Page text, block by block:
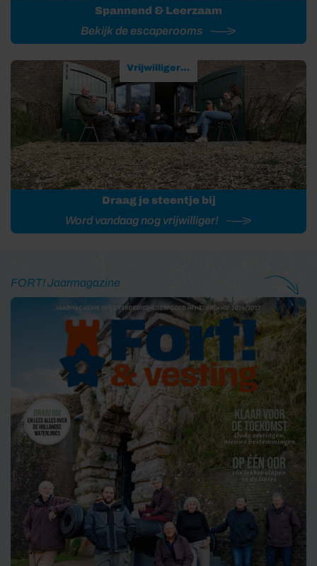
Spannend & Leerzaam
Bekijk de escaperooms
Vrijwilligerswerk
Draag je steentje bij
Word vandaag nog vrijwilliger!
FORT! Jaarmagazine